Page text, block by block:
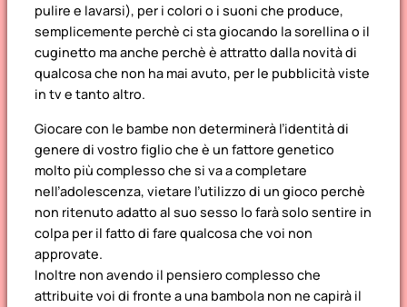
pulire e lavarsi), per i colori o i suoni che produce,
semplicemente perchè ci sta giocando la sorellina o il
cuginetto ma anche perchè è attratto dalla novità di
qualcosa che non ha mai avuto, per le pubblicità viste
in tv e tanto altro.
Giocare con le bambe non determinerà l’identità di
genere di vostro figlio che è un fattore genetico
molto più complesso che si va a completare
nell’adolescenza, vietare l’utilizzo di un gioco perchè
non ritenuto adatto al suo sesso lo farà solo sentire in
colpa per il fatto di fare qualcosa che voi non
approvate.
Inoltre non avendo il pensiero complesso che
attribuite voi di fronte a una bambola non ne capirà il